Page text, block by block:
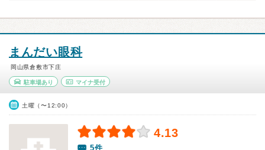
まんだい眼科
岡山県倉敷市下庄
駐車場あり マイナ受付
土曜（〜12:00）
4.13
5件